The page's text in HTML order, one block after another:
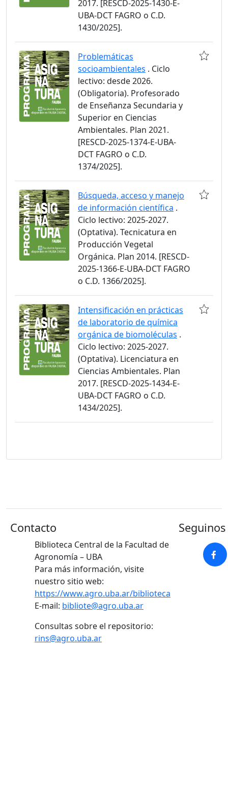
2017. [RESCD-2025-1430-E-
UBA-DCT FAGRO o C.D.
1430/2025].
Problemáticas
socioambientales . Ciclo
lectivo: desde 2026.
(Obligatoria). Profesorado
de Enseñanza Secundaria y
Superior en Ciencias
Ambientales. Plan 2021.
[RESCD-2025-1374-E-UBA-
DCT FAGRO o C.D.
1374/2025].
Búsqueda, acceso y manejo
de información científica .
Ciclo lectivo: 2025-2027.
(Optativa). Tecnicatura en
Producción Vegetal
Orgánica. Plan 2014. [RESCD-
2025-1366-E-UBA-DCT FAGRO
o C.D. 1366/2025].
Intensificación en prácticas
de laboratorio de química
orgánica de biomoléculas .
Ciclo lectivo: 2025-2027.
(Optativa). Licenciatura en
Ciencias Ambientales. Plan
2017. [RESCD-2025-1434-E-
UBA-DCT FAGRO o C.D.
1434/2025].
Contacto
Biblioteca Central de la Facultad de
Agronomía – UBA
Para más información, visite
nuestro sitio web:
https://www.agro.uba.ar/biblioteca
E-mail: bibliote@agro.uba.ar
Consultas sobre el repositorio:
rins@agro.uba.ar